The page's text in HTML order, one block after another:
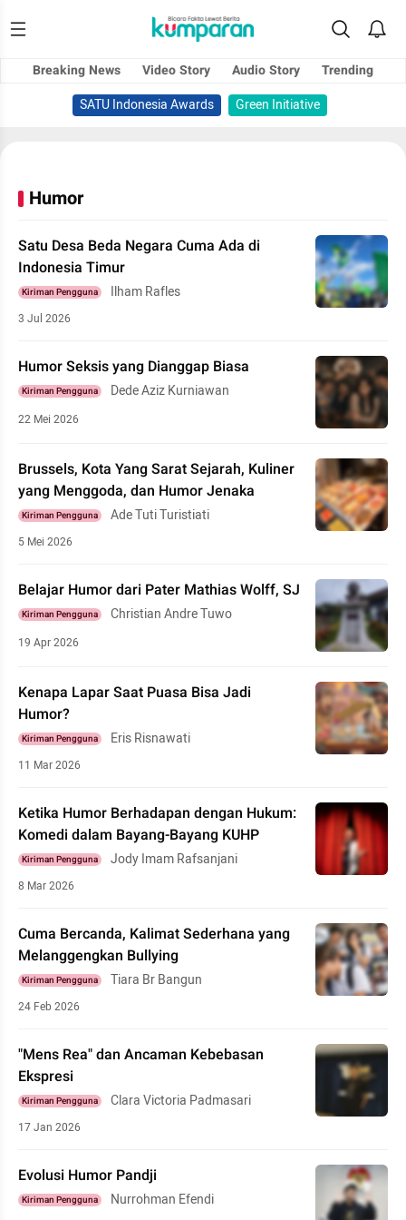
Breaking News Video Story Audio Story
Trending
SATU Indonesia Awards
Green Initiative
Humor
Satu Desa Beda Negara Cuma Ada di
Indonesia Timur
Kiriman Pengguna Ilham Rafles
3 Jul 2026
Humor Seksis yang Dianggap Biasa
Kiriman Pengguna Dede Aziz Kurniawan
22 Mei 2026
Brussels, Kota Yang Sarat Sejarah, Kuliner
yang Menggoda, dan Humor Jenaka
Kiriman Pengguna Ade Tuti Turistiati
5 Mei 2026
Belajar Humor dari Pater Mathias Wolff, SJ
Kiriman Pengguna Christian Andre Tuwo
19 Apr 2026
Kenapa Lapar Saat Puasa Bisa Jadi
Humor?
Kiriman Pengguna Eris Risnawati
11 Mar 2026
Ketika Humor Berhadapan dengan Hukum:
Komedi dalam Bayang-Bayang KUHP
Kiriman Pengguna Jody Imam Rafsanjani
8 Mar 2026
Cuma Bercanda, Kalimat Sederhana yang
Melanggengkan Bullying
Kiriman Pengguna Tiara Br Bangun
24 Feb 2026
"Mens Rea" dan Ancaman Kebebasan
Ekspresi
Kiriman Pengguna Clara Victoria Padmasari
17 Jan 2026
Evolusi Humor Pandji
Kiriman Pengguna Nurrohman Efendi